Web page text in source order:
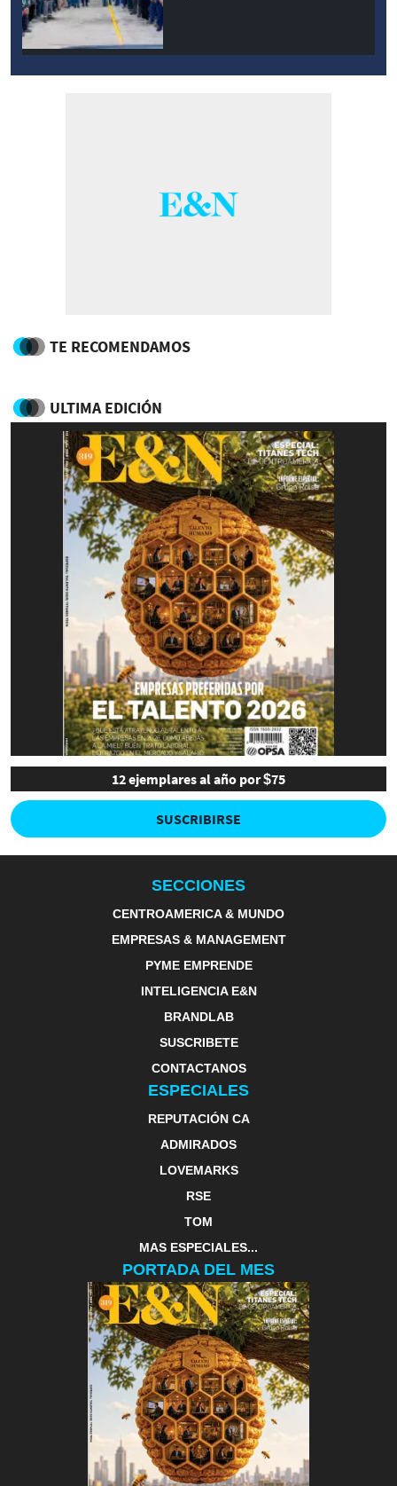
TE RECOMENDAMOS
ULTIMA EDICIÓN
12 ejemplares al año por $75
SUSCRIBIRSE
SECCIONES
CENTROAMERICA & MUNDO
EMPRESAS & MANAGEMENT
PYME EMPRENDE
INTELIGENCIA E&N
BRANDLAB
SUSCRIBETE
CONTACTANOS
ESPECIALES
REPUTACIÓN CA
ADMIRADOS
LOVEMARKS
RSE
TOM
MAS ESPECIALES...
PORTADA DEL MES